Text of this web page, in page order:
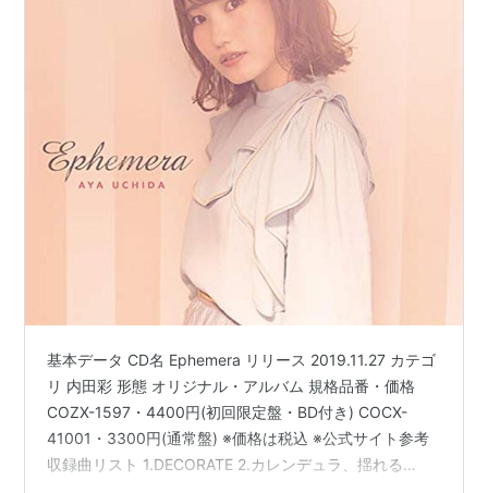
基本データ CD名 Ephemera リリース 2019.11.27 カテゴ
リ 内田彩 形態 オリジナル・アルバム 規格品番・価格
COZX-1597・4400円(初回限定盤・BD付き) COCX-
41001・3300円(通常盤) ※価格は税込 ※公式サイト参考
収録曲リスト 1.DECORATE 2.カレンデュラ、揺れる